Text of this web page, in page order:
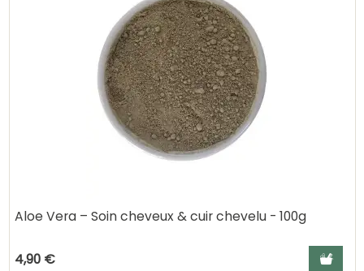
Aloe Vera – Soin cheveux & cuir chevelu - 100g
4,90 € Ajouter